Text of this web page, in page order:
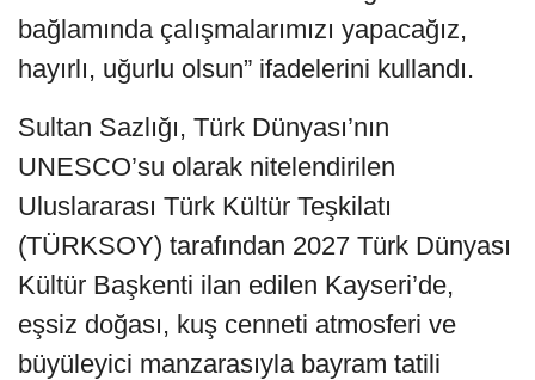
bağlamında çalışmalarımızı yapacağız,
hayırlı, uğurlu olsun” ifadelerini kullandı.
Sultan Sazlığı, Türk Dünyası’nın
UNESCO’su olarak nitelendirilen
Uluslararası Türk Kültür Teşkilatı
(TÜRKSOY) tarafından 2027 Türk Dünyası
Kültür Başkenti ilan edilen Kayseri’de,
eşsiz doğası, kuş cenneti atmosferi ve
büyüleyici manzarasıyla bayram tatili